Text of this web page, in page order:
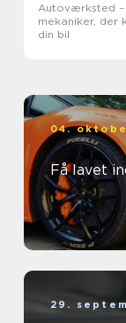
Autoværksted –
mekaniker, der
din bil
04.
Få lavet
29.